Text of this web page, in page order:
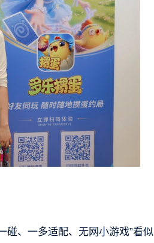
碰、一多适配、无网小游戏”看似